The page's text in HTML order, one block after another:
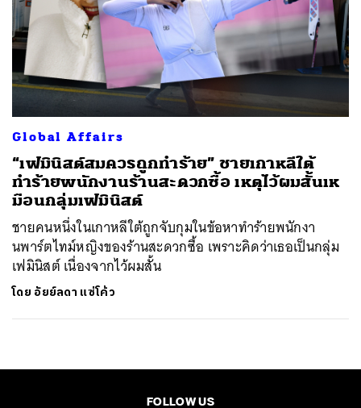
Global Affairs
“เฟมินิสต์สมควรถูกทำร้าย” ชายเกาหลีใต้
ทำร้ายพนักงานร้านสะดวกซื้อ เหตุไว้ผมสั้นเห
มือนกลุ่มเฟมินิสต์
ชายคนหนึ่งในเกาหลีใต้ถูกจับกุมในข้อหาทำร้ายพนักงา
นพาร์ตไทม์หญิงของร้านสะดวกซื้อ เพราะคิดว่าเธอเป็นกลุ่ม
เฟมินิสต์ เนื่องจากไว้ผมสั้น
โดย อัยย์ลดา แซ่โค้ว
FOLLOW US
ค้นหา
SHARE TWEET LINE EMAIL